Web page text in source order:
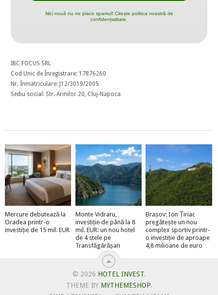
Nici nouă nu ne place spamul! Citește politica noastră de
confidențialitate.
IBC FOCUS SRL
Cod Unic de Înregistrare: 17876260
Nr. Înmatriculare: J12/3019/2005
Sediu social: Str. Arinilor 20, Cluj-Napoca
Mercure debutează la
Oradea printr-o
investiție de 15 mil. EUR
Monte Vidraru,
investiție de până la 8
mil. EUR: un nou hotel
de 4 stele pe
Transfăgărășan
Brașov: Ion Țiriac
pregătește un nou
complex sportiv printr-
o investiție de aproape
4,8 milioane de euro
© 2026 HOTEL INVEST.
THEME BY MYTHEMESHOP.